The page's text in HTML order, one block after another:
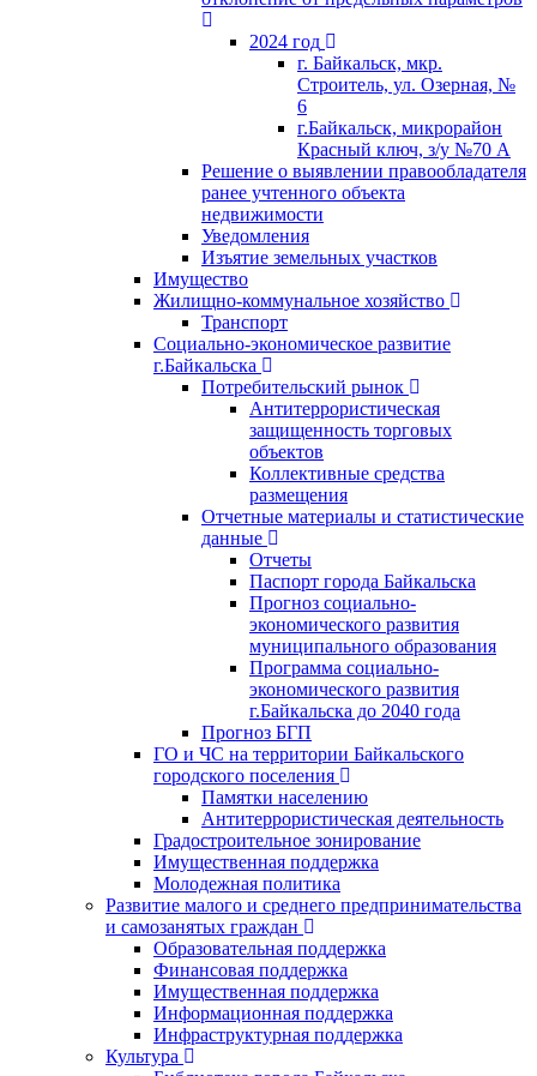
2024 год
г. Байкальск, мкр.
Строитель, ул. Озерная, №
6
г.Байкальск, микрорайон
Красный ключ, з/у №70 А
Решение о выявлении правообладателя
ранее учтенного объекта
недвижимости
Уведомления
Изъятие земельных участков
Имущество
Жилищно-коммунальное хозяйство
Транспорт
Социально-экономическое развитие
г.Байкальска
Потребительский рынок
Антитеррористическая
защищенность торговых
объектов
Коллективные средства
размещения
Отчетные материалы и статистические
данные
Отчеты
Паспорт города Байкальска
Прогноз социально-
экономического развития
муниципального образования
Программа социально-
экономического развития
г.Байкальска до 2040 года
Прогноз БГП
ГО и ЧС на территории Байкальского
городского поселения
Памятки населению
Антитеррористическая деятельность
Градостроительное зонирование
Имущественная поддержка
Молодежная политика
Развитие малого и среднего предпринимательства
и самозанятых граждан
Образовательная поддержка
Финансовая поддержка
Имущественная поддержка
Информационная поддержка
Инфраструктурная поддержка
Культура